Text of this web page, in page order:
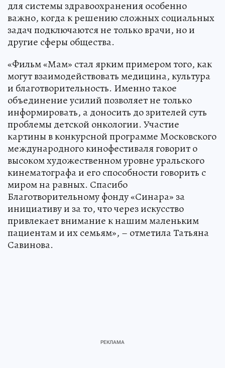
для системы здравоохранения особенно
важно, когда к решению сложных социальных
задач подключаются не только врачи, но и
другие сферы общества.
«Фильм «Мам» стал ярким примером того, как
могут взаимодействовать медицина, культура
и благотворительность. Именно такое
объединение усилий позволяет не только
информировать, а доносить до зрителей суть
проблемы детской онкологии. Участие
картины в конкурсной программе Московского
международного кинофестиваля говорит о
высоком художественном уровне уральского
кинематографа и его способности говорить с
миром на равных. Спасибо
Благотворительному фонду «Синара» за
инициативу и за то, что через искусство
привлекает внимание к нашим маленьким
пациентам и их семьям», – отметила Татьяна
Савинова.